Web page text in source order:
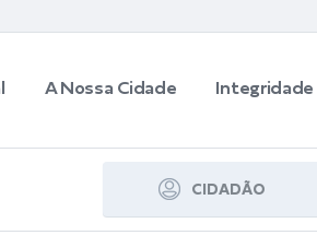
A Nossa Cidade Integridade
CIDADÃO